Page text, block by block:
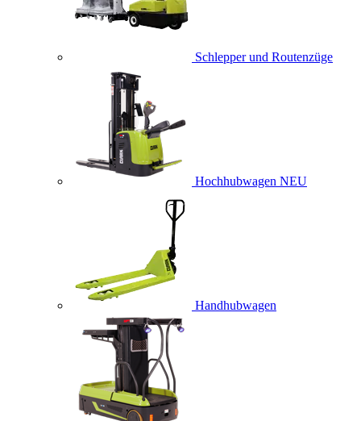
Schlepper und Routenzüge
Hochhubwagen NEU
Handhubwagen